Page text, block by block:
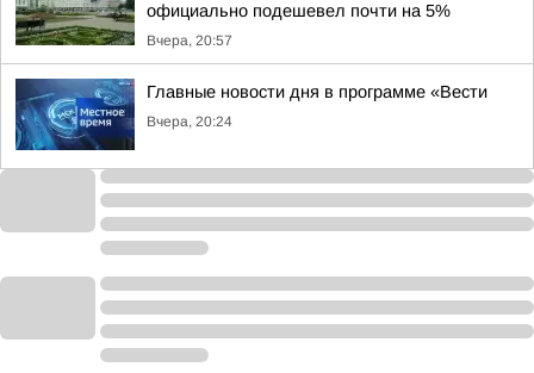
официально подешевел почти на 5%
Вчера, 20:57
Главные новости дня в программе «Вести
Вчера, 20:24